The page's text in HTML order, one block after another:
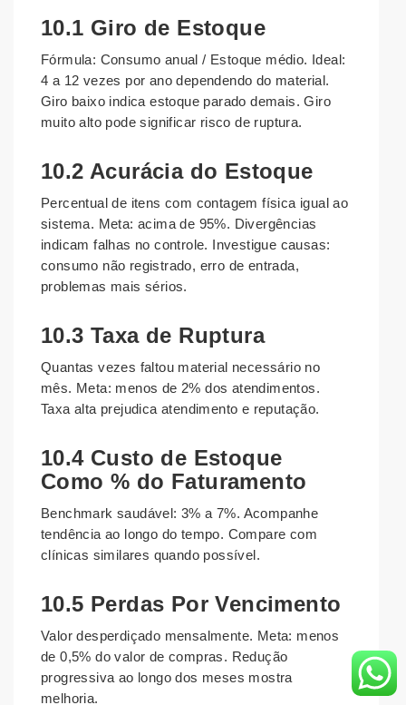
10.1 Giro de Estoque
Fórmula: Consumo anual / Estoque médio. Ideal:
4 a 12 vezes por ano dependendo do material.
Giro baixo indica estoque parado demais. Giro
muito alto pode significar risco de ruptura.
10.2 Acurácia do Estoque
Percentual de itens com contagem física igual ao
sistema. Meta: acima de 95%. Divergências
indicam falhas no controle. Investigue causas:
consumo não registrado, erro de entrada,
problemas mais sérios.
10.3 Taxa de Ruptura
Quantas vezes faltou material necessário no
mês. Meta: menos de 2% dos atendimentos.
Taxa alta prejudica atendimento e reputação.
10.4 Custo de Estoque
Como % do Faturamento
Benchmark saudável: 3% a 7%. Acompanhe
tendência ao longo do tempo. Compare com
clínicas similares quando possível.
10.5 Perdas Por Vencimento
Valor desperdiçado mensalmente. Meta: menos
de 0,5% do valor de compras. Redução
progressiva ao longo dos meses mostra
melhoria.